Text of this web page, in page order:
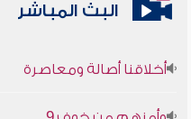
البث المباشر